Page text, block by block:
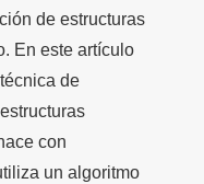
de estructuras
En este artículo
de
con
un algoritmo